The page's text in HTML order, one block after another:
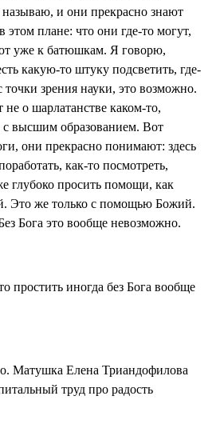
и они прекрасно знают
этом плане: что они где-то могут,
уже к батюшкам. Я говорю,
какую-то штуку подсветить, где-
точки зрения науки, это возможно.
не о шарлатанстве каком-то,
высшим образованием. Вот
они прекрасно понимают: здесь
как-то посмотреть,
глубоко просить помощи, как
Это же только с помощью Божий.
Бога это вообще невозможно.
простить иногда без Бога вообще
Матушка Елена Триандофилова
труд про радость